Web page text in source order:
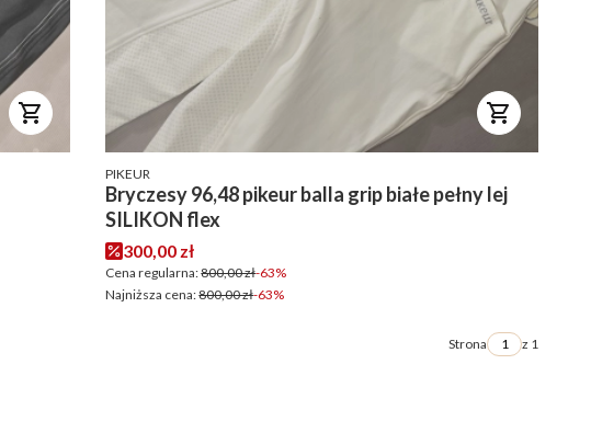
PRODUCENT
PIKEUR
Bryczesy 96,48 pikeur balla grip białe pełny lej
SILIKON flex
Cena promocyjna
300,00 zł
Cena regularna:800,00 zł-63%
Najniższa cena:800,00 zł-63%
Strona z 1